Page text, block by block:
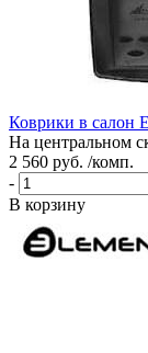
Коврики в салон
На центральном
2 560 руб. /комп.
-
В корзину